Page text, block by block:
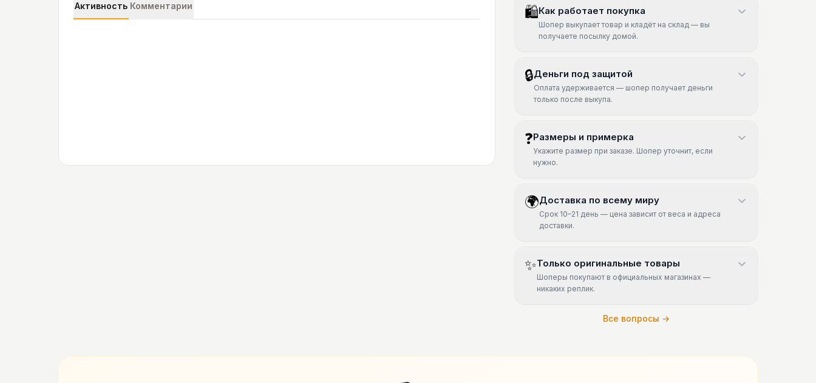
🛍Как работает покупка
Шопер выкупает товар и кладёт на склад — вы
получаете посылку домой.
🔒Деньги под защитой
Оплата удерживается — шопер получает деньги
только после выкупа.
❓Размеры и примерка
Укажите размер при заказе. Шопер уточнит, если
нужно.
🌍Доставка по всему миру
Срок 10–21 день — цена зависит от веса и адреса
доставки.
✨Только оригинальные товары
Шоперы покупают в официальных магазинах —
никаких реплик.
Все вопросы →
Активность Комментарии